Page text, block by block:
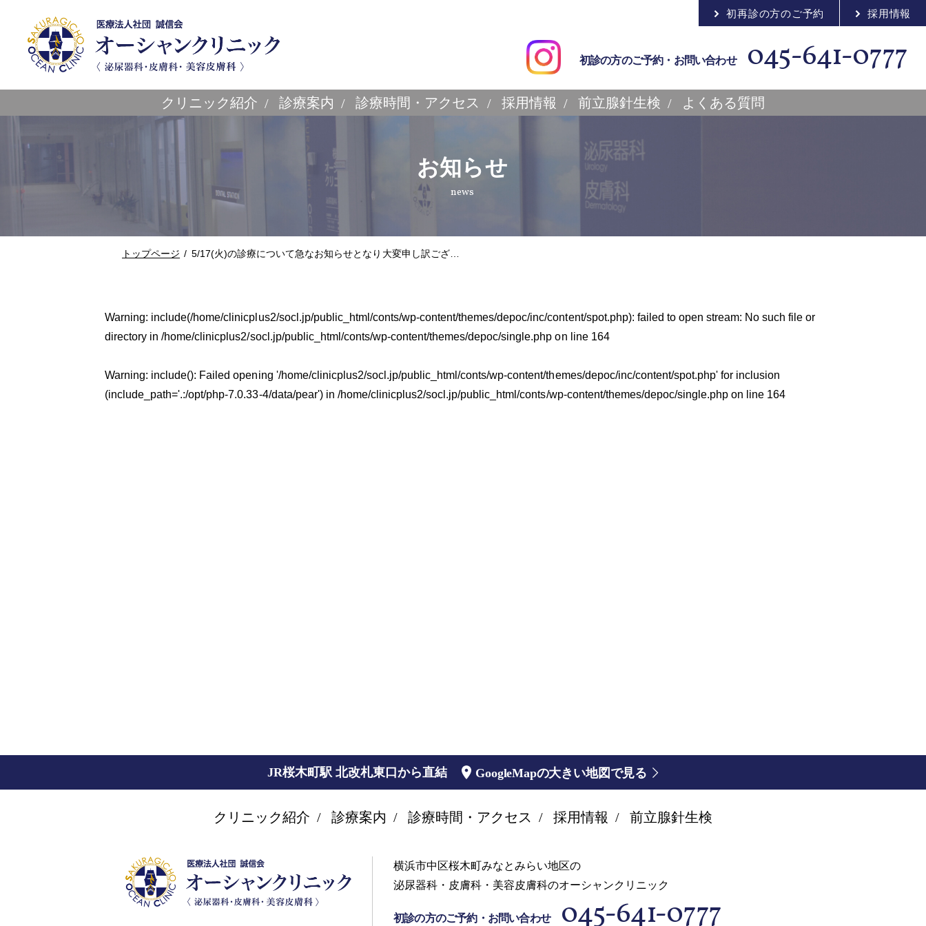
初再診の方のご予約 採用情報
初診の方のご予約・お問い合わせ 045-641-0777
クリニック紹介 診療案内 診療時間・アクセス 採用情報 前立腺針生検 よくある質問
お知らせ
news
トップページ 5/17(火)の診療について急なお知らせとなり大変申し訳ござ…
Warning: include(/home/clinicplus2/socl.jp/public_html/conts/wp-content/themes/depoc/inc/content/spot.php): failed to open stream: No such file or
directory in/home/clinicplus2/socl.jp/public_html/conts/wp-content/themes/depoc/single.php on line 164
Warning: include(): Failed opening '/home/clinicplus2/socl.jp/public_html/conts/wp-content/themes/depoc/inc/content/spot.php' for inclusion
(include_path='.:/opt/php-7.0.33-4/data/pear') in /home/clinicplus2/socl.jp/public_html/conts/wp-content/themes/depoc/single.php on line 164
JR桜木町駅 北改札東口から直結 GoogleMapの大きい地図で見る
クリニック紹介 診療案内 診療時間・アクセス 採用情報 前立腺針生検
横浜市中区桜木町みなとみらい地区の
泌尿器科・皮膚科・美容皮膚科のオーシャンクリニック
初診の方のご予約・お問い合わせ 045-641-0777